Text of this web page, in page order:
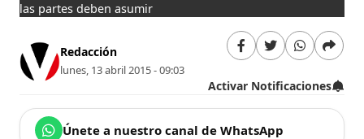
las partes deben asumir
Redacción
lunes, 13 abril 2015 - 09:03
Activar Notificaciones
Únete a nuestro canal de WhatsApp